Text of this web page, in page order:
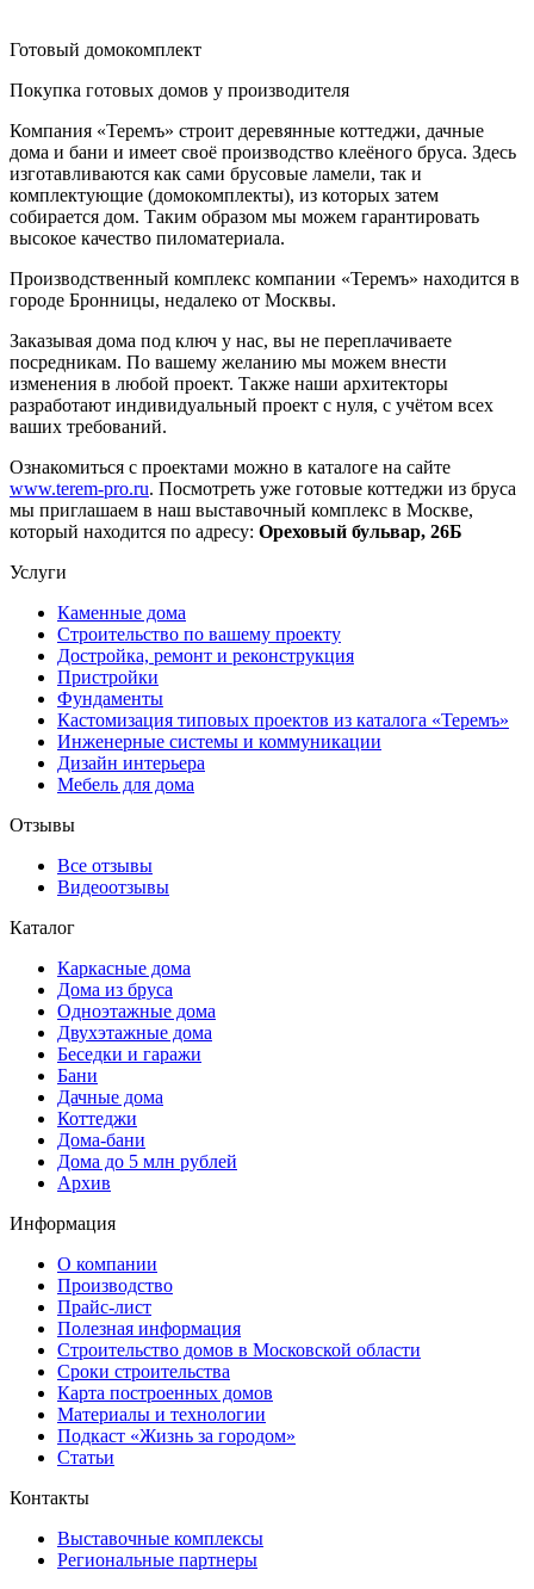
Готовый домокомплект
Покупка готовых домов у производителя
Компания «Теремъ» строит деревянные коттеджи, дачные
дома и бани и имеет своё производство клеёного бруса. Здесь
изготавливаются как сами брусовые ламели, так и
комплектующие (домокомплекты), из которых затем
собирается дом. Таким образом мы можем гарантировать
высокое качество пиломатериала.
Производственный комплекс компании «Теремъ» находится в
городе Бронницы, недалеко от Москвы.
Заказывая дома под ключ у нас, вы не переплачиваете
посредникам. По вашему желанию мы можем внести
изменения в любой проект. Также наши архитекторы
разработают индивидуальный проект с нуля, с учётом всех
ваших требований.
Ознакомиться с проектами можно в каталоге на сайте
www.terem-pro.ru. Посмотреть уже готовые коттеджи из бруса
мы приглашаем в наш выставочный комплекс в Москве,
который находится по адресу: Ореховый бульвар, 26Б
Услуги
Каменные дома
Строительство по вашему проекту
Достройка, ремонт и реконструкция
Пристройки
Фундаменты
Кастомизация типовых проектов из каталога «Теремъ»
Инженерные системы и коммуникации
Дизайн интерьера
Мебель для дома
Отзывы
Все отзывы
Видеоотзывы
Каталог
Каркасные дома
Дома из бруса
Одноэтажные дома
Двухэтажные дома
Беседки и гаражи
Бани
Дачные дома
Коттеджи
Дома-бани
Дома до 5 млн рублей
Архив
Информация
О компании
Производство
Прайс-лист
Полезная информация
Строительство домов в Московской области
Сроки строительства
Карта построенных домов
Материалы и технологии
Подкаст «Жизнь за городом»
Статьи
Контакты
Выставочные комплексы
Региональные партнеры